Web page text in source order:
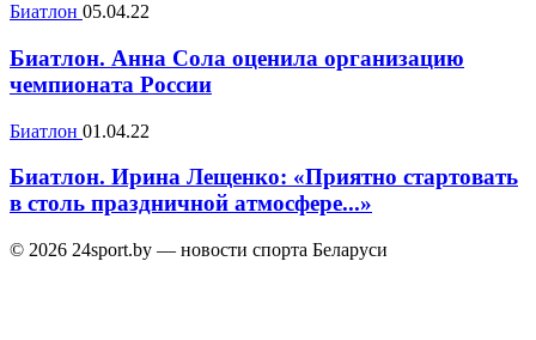
Биатлон 05.04.22
Биатлон. Анна Сола оценила организацию
чемпионата России
Биатлон 01.04.22
Биатлон. Ирина Лещенко: «Приятно стартовать
в столь праздничной атмосфере...»
© 2026 24sport.by — новости спорта Беларуси